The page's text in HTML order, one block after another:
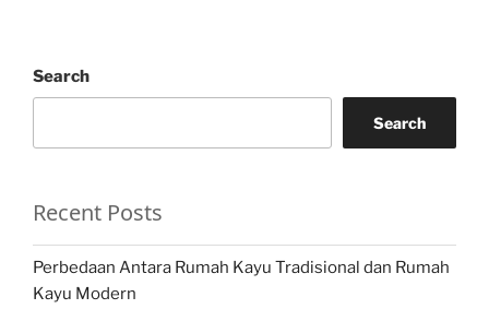
Search
Search
Recent Posts
Perbedaan Antara Rumah Kayu Tradisional dan Rumah
Kayu Modern